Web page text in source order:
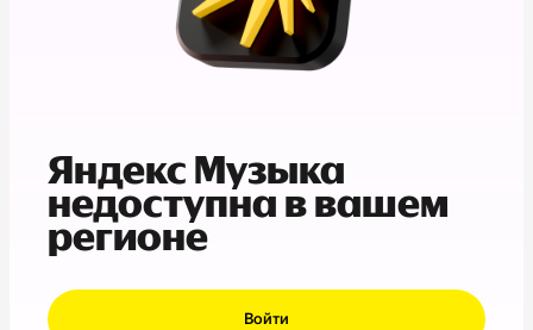
Яндекс Музыка
недоступна в вашем
регионе
Войти